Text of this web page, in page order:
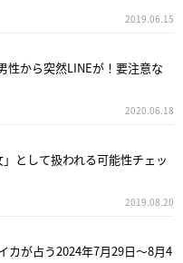
2019.06.15
性から突然LINEが！要注意な
2020.06.18
として扱われる可能性チェッ
2019.08.20
カが占う2024年7月29日～8月4